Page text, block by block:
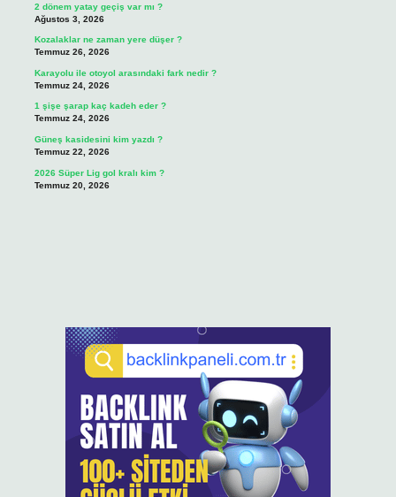
2 dönem yatay geçiş var mı ?
Ağustos 3, 2026
Kozalaklar ne zaman yere düşer ?
Temmuz 26, 2026
Karayolu ile otoyol arasındaki fark nedir ?
Temmuz 24, 2026
1 şişe şarap kaç kadeh eder ?
Temmuz 24, 2026
Güneş kasidesini kim yazdı ?
Temmuz 22, 2026
2026 Süper Lig gol kralı kim ?
Temmuz 20, 2026